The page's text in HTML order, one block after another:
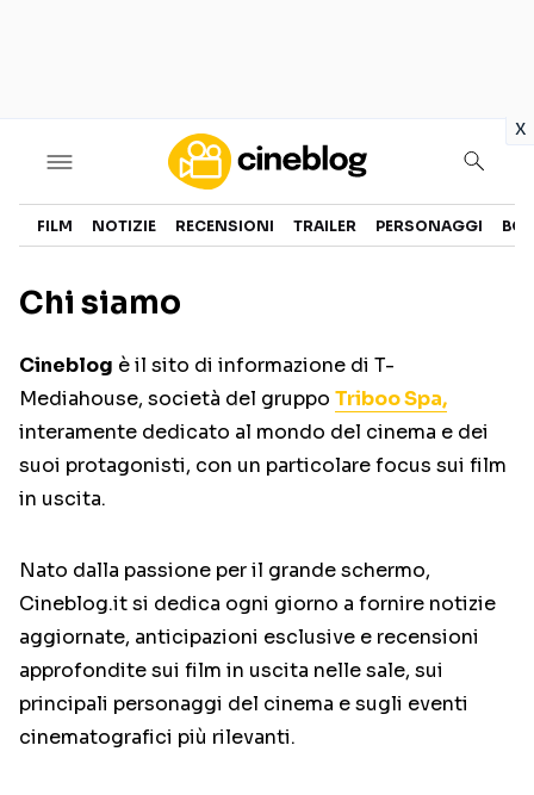
x
Cinema
FILM
PERSONAGGI
Categorie
NOTIZIE
RECENSIONI
Seguici sui social
FILM NOTIZIE RECENSIONI TRAILER PERSONAGGI
Chi siamo
Cineblog è il sito di informazione di T-
Mediahouse, società del gruppo Triboo Spa,
interamente dedicato al mondo del cinema e dei
suoi protagonisti, con un particolare focus sui film
in uscita.
Nato dalla passione per il grande schermo,
Cineblog.it si dedica ogni giorno a fornire notizie
aggiornate, anticipazioni esclusive e recensioni
approfondite sui film in uscita nelle sale, sui
principali personaggi del cinema e sugli eventi
cinematografici più rilevanti.